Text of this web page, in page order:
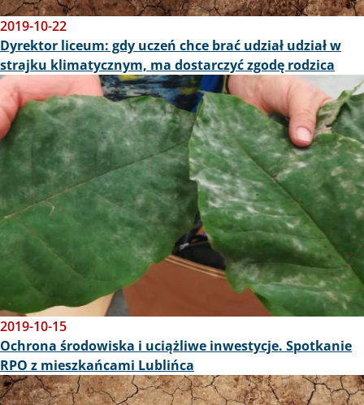
2019-10-22
Dyrektor liceum: gdy uczeń chce brać udział udział w
strajku klimatycznym, ma dostarczyć zgodę rodzica
Obraz
2019-10-15
Ochrona środowiska i uciążliwe inwestycje. Spotkanie
RPO z mieszkańcami Lublińca
Obraz